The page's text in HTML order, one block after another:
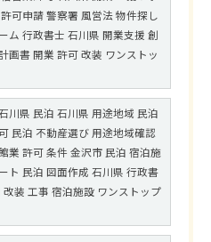
可申請 警察署 風営法 物件探し
ム 行政書士 石川県 開業支援 創
画書 開業 許可 改装 ワンストッ
川県 民泊 石川県 用途地域 民泊
民泊 不動産選び 用途地域確認
業 許可 条件 金沢市 民泊 宿泊施
ト 民泊 図面作成 石川県 行政書
改装 工事 宿泊施設 ワンストップ